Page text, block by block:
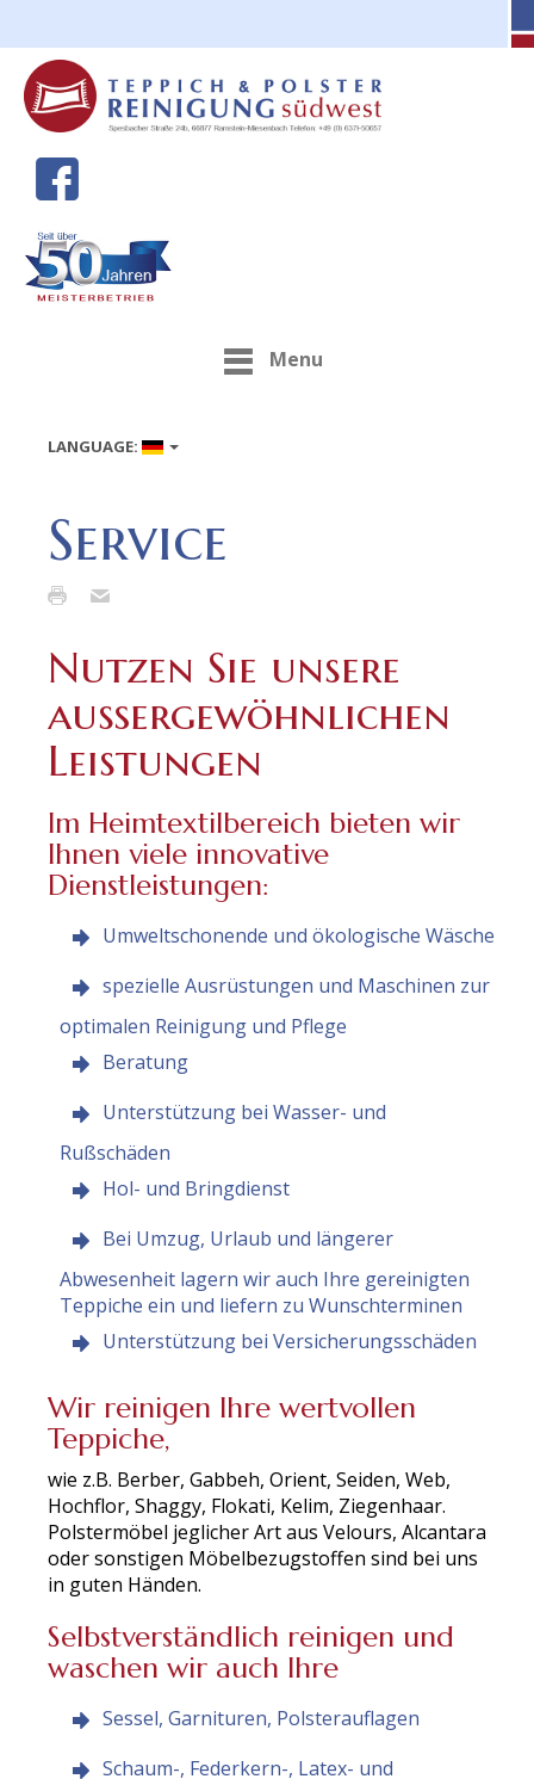
Menu
LANGUAGE:
Service
Nutzen Sie unsere
außergewöhnlichen
Leistungen
Im Heimtextilbereich bieten wir
Ihnen viele innovative
Dienstleistungen:
Umweltschonende und ökologische Wäsche
spezielle Ausrüstungen und Maschinen zur
optimalen Reinigung und Pflege
Beratung
Unterstützung bei Wasser- und
Rußschäden
Hol- und Bringdienst
Bei Umzug, Urlaub und längerer
Abwesenheit lagern wir auch Ihre gereinigten
Teppiche ein und liefern zu Wunschterminen
Unterstützung bei Versicherungsschäden
Wir reinigen Ihre wertvollen
Teppiche,
wie z.B. Berber, Gabbeh, Orient, Seiden, Web,
Hochflor, Shaggy, Flokati, Kelim, Ziegenhaar.
Polstermöbel jeglicher Art aus Velours, Alcantara
oder sonstigen Möbelbezugstoffen sind bei uns
in guten Händen.
Selbstverständlich reinigen und
waschen wir auch Ihre
Sessel, Garnituren, Polsterauflagen
Schaum-, Federkern-, Latex- und